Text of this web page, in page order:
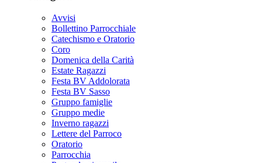
Avvisi
Bollettino Parrocchiale
Catechismo e Oratorio
Coro
Domenica della Carità
Estate Ragazzi
Festa BV Addolorata
Festa BV Sasso
Gruppo famiglie
Gruppo medie
Inverno ragazzi
Lettere del Parroco
Oratorio
Parrocchia